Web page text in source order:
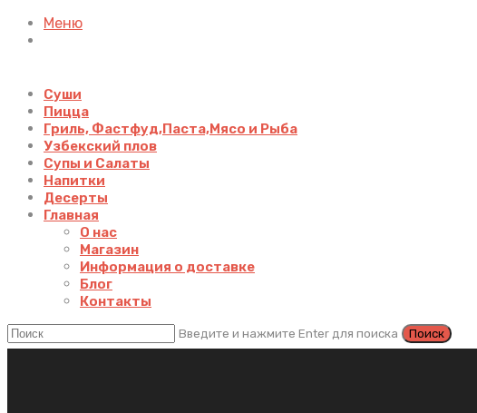
Меню
Суши
Пицца
Гриль, Фастфуд,Паста,Мясо и Рыба
Узбекский плов
Супы и Салаты
Напитки
Десерты
Главная
О нас
Магазин
Информация о доставке
Блог
Контакты
Введите и нажмите Enter для поиска